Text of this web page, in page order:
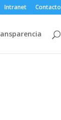
Intranet Contacto